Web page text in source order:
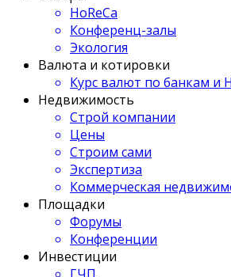
HoReCa
Конференц-залы
Экология
Валюта и котировки
Курс валют по банкам и
Недвижимость
Строй компании
Цены
Строим сами
Экспертиза
Коммерческая
Площадки
Форумы
Конференции
Инвестиции